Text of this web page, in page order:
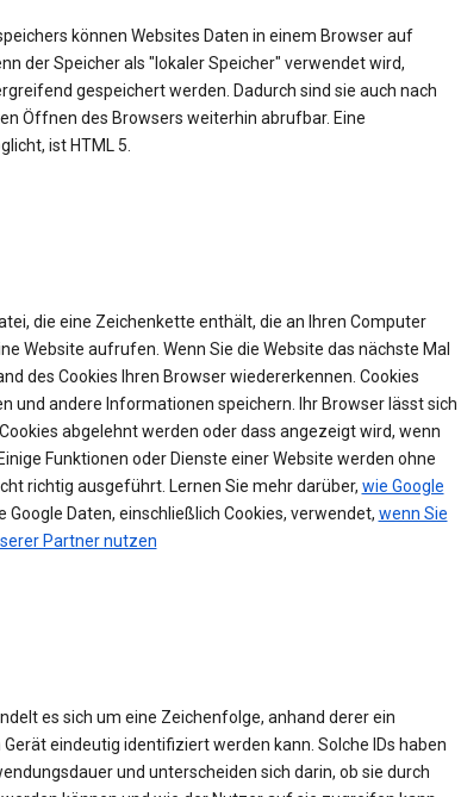
können Websites Daten in einem Browser auf
der Speicher als "lokaler Speicher" verwendet wird,
gespeichert werden. Dadurch sind sie auch nach
Öffnen des Browsers weiterhin abrufbar. Eine
ist HTML 5.
die eine Zeichenkette enthält, die an Ihren Computer
Website aufrufen. Wenn Sie die Website das nächste Mal
des Cookies Ihren Browser wiedererkennen. Cookies
und andere Informationen speichern. Ihr Browser lässt sich
abgelehnt werden oder dass angezeigt wird, wenn
Funktionen oder Dienste einer Website werden ohne
richtig ausgeführt. Lernen Sie mehr darüber, wie Google
Google Daten, einschließlich Cookies, verwendet, wenn Sie
Partner nutzen
es sich um eine Zeichenfolge, anhand derer ein
Gerät eindeutig identifiziert werden kann. Solche IDs haben
und unterscheiden sich darin, ob sie durch